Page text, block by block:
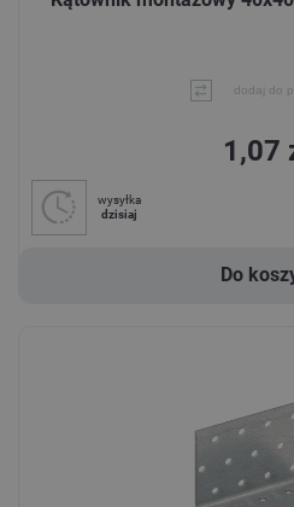
dodaj do
1,07
wysyłka
dzisiaj
Do